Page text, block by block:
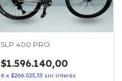
SLP 400 PRO
$1.596.140,00
6 x $266.023,33 sin interés